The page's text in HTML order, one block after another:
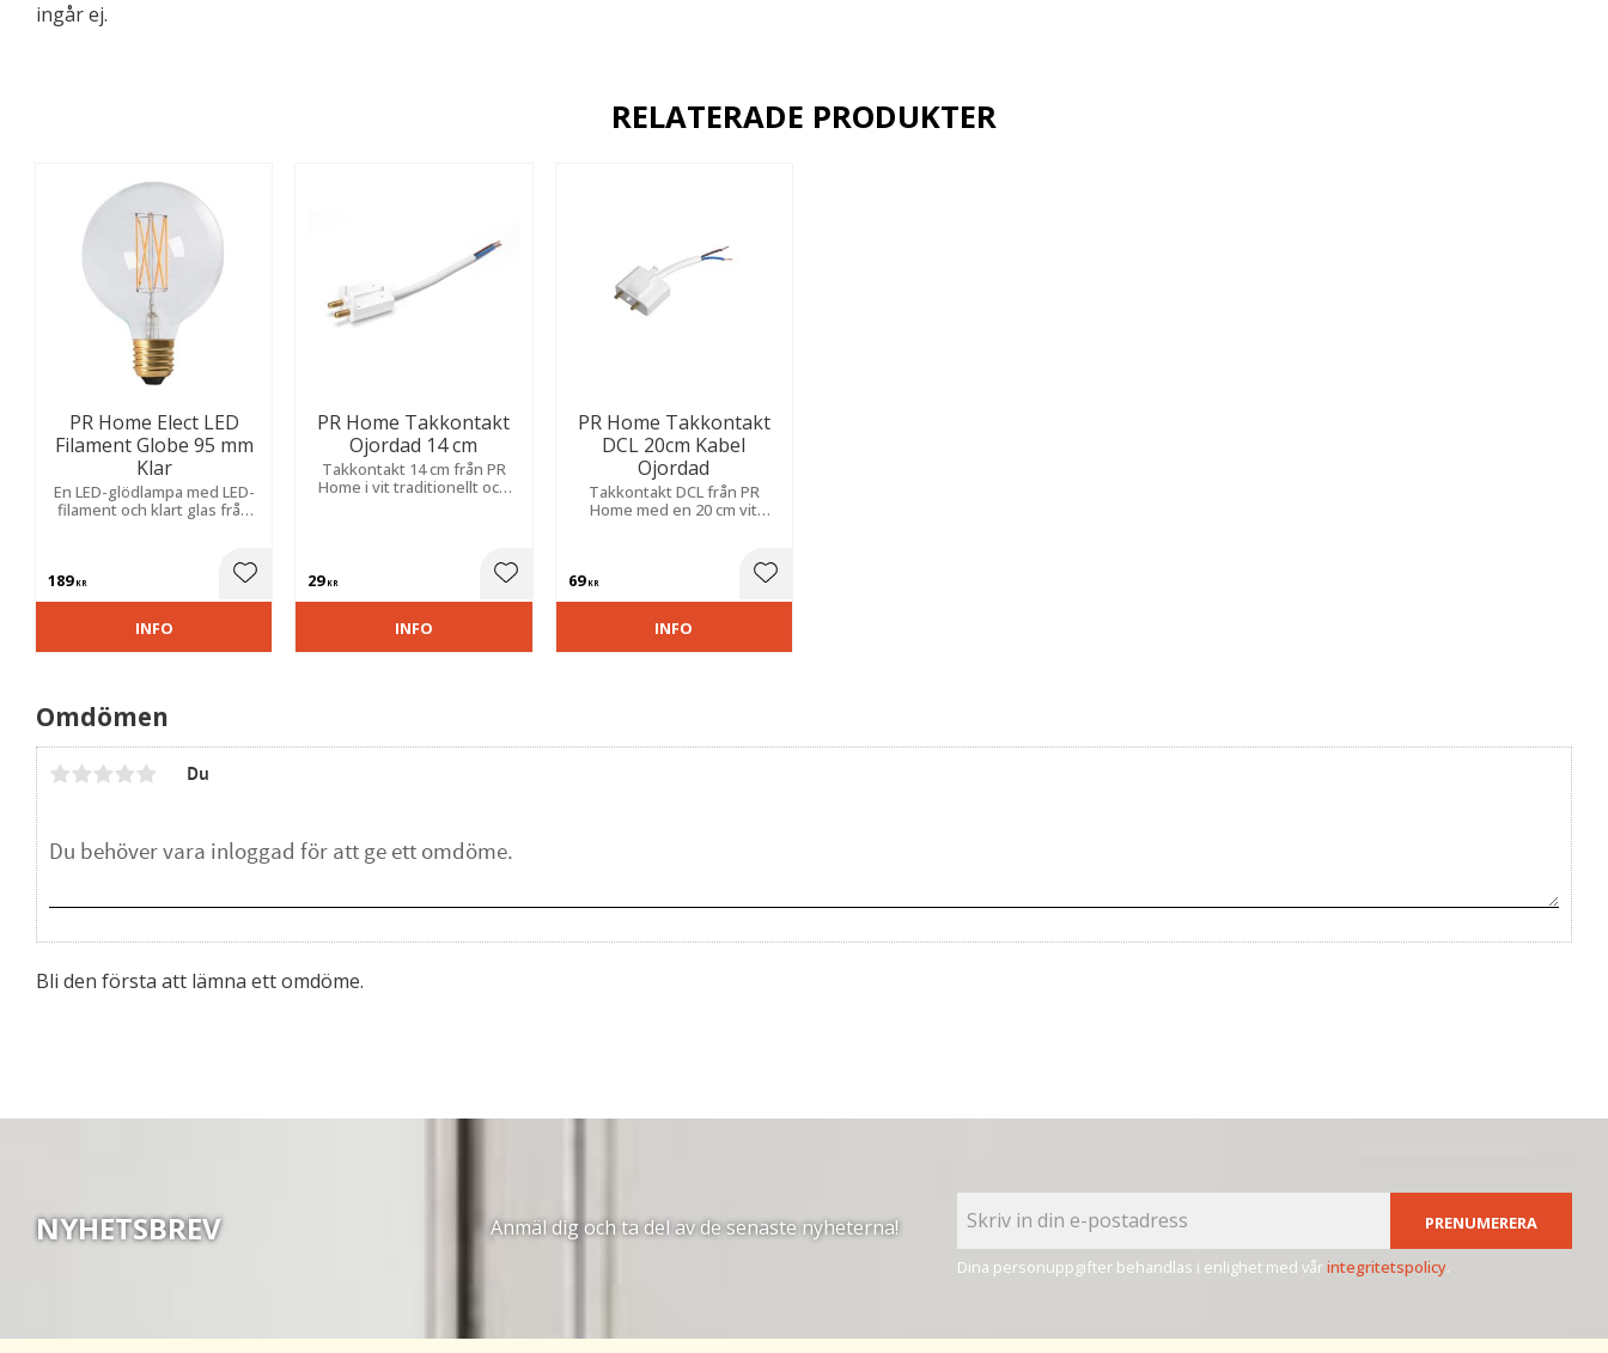
ingår ej.
Omdömen
Du
Bli den första att lämna ett omdöme.
RELATERADE PRODUKTER
PR Home Elect LED
Filament Globe 95 mm
Klar
En LED-glödlampa med LED-
filament och klart glas från
färgtemperaturen är 2200
189KR Lägg till i favoriter
INFO
PR Home Takkontakt
Ojordad 14 cm
Takkontakt 14 cm från PR
Home i vit traditionellt och
29KR Lägg till i favoriter
INFO
PR Home Takkontakt
DCL 20cm Kabel
Ojordad
Takkontakt DCL från PR
Home med en 20 cm vit
69KR Lägg till i favoriter
INFO
NYHETSBREV Anmäl dig och ta del av de senaste nyheterna! PRENUMERERA
Dina personuppgifter behandlas i enlighet med vårintegritetspolicy.